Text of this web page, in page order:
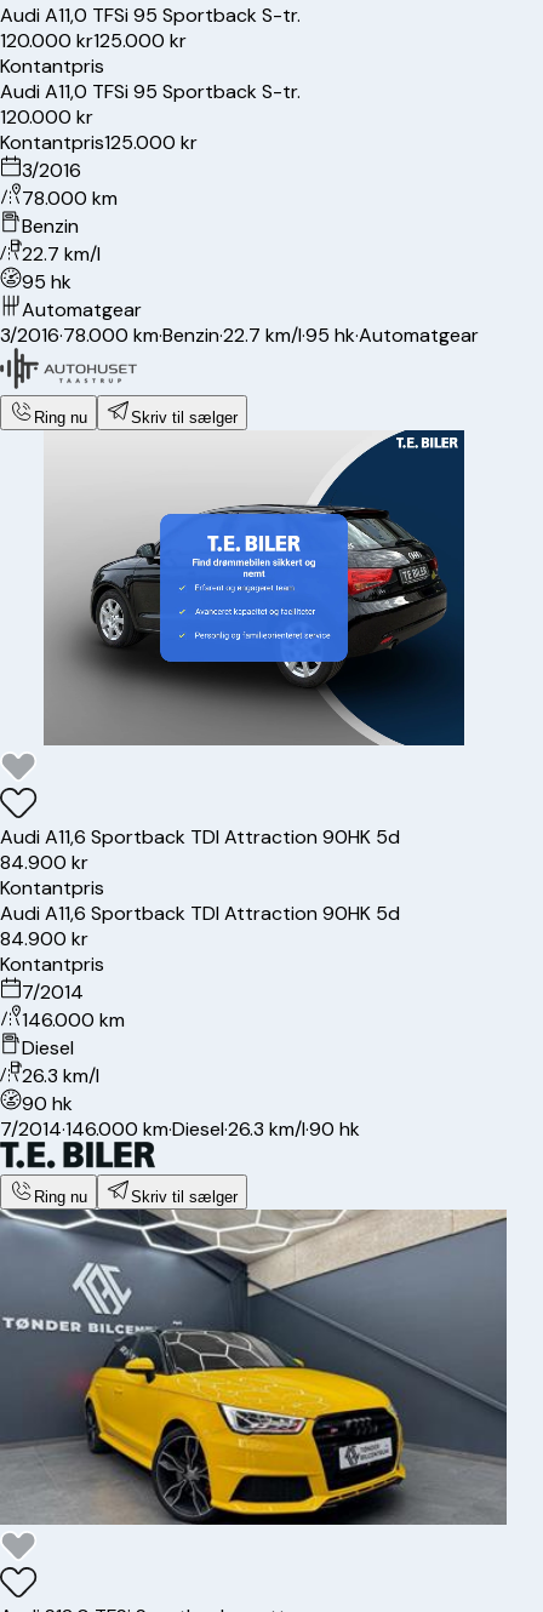
AudiA11,0 TFSi 95 Sportback S-tr.
120.000 kr125.000 kr
Kontantpris
AudiA11,0 TFSi 95 Sportback S-tr.
120.000 kr
Kontantpris125.000 kr
3/2016
78.000 km
Benzin
22.7 km/l
95 hk
Automatgear
3/2016·78.000 km·Benzin·22.7 km/l·95 hk·Automatgear
Ring nu Skriv til sælger
AudiA11,6 Sportback TDI Attraction 90HK 5d
84.900 kr
Kontantpris
AudiA11,6 Sportback TDI Attraction 90HK 5d
84.900 kr
Kontantpris
7/2014
146.000 km
Diesel
26.3 km/l
90 hk
7/2014·146.000 km·Diesel·26.3 km/l·90 hk
Ring nu Skriv til sælger